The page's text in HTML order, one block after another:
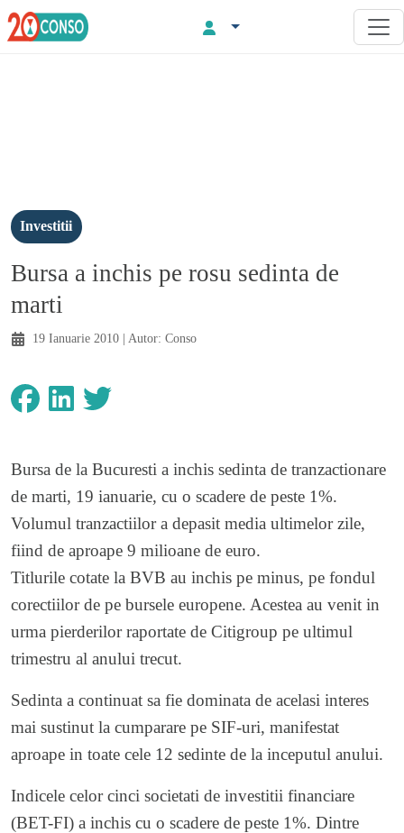
Investitii
Bursa a inchis pe rosu sedinta de
marti
19 Ianuarie 2010 | Autor: Conso
Bursa de la Bucuresti a inchis sedinta de tranzactionare
de marti, 19 ianuarie, cu o scadere de peste 1%.
Volumul tranzactiilor a depasit media ultimelor zile,
fiind de aproape 9 milioane de euro.
Titlurile cotate la BVB au inchis pe minus, pe fondul
corectiilor de pe bursele europene. Acestea au venit in
urma pierderilor raportate de Citigroup pe ultimul
trimestru al anului trecut.
Sedinta a continuat sa fie dominata de acelasi interes
mai sustinut la cumparare pe SIF-uri, manifestat
aproape in toate cele 12 sedinte de la inceputul anului.
Indicele celor cinci societati de investitii financiare
(BET-FI) a inchis cu o scadere de peste 1%. Dintre